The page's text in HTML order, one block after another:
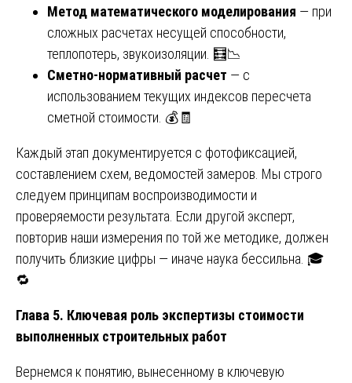
Метод математического моделирования — при
сложных расчетах несущей способности,
теплопотерь, звукоизоляции. 🧮📉
Сметно-нормативный расчет — с
использованием текущих индексов пересчета
сметной стоимости. 💰🧾
Каждый этап документируется с фотофиксацией,
составлением схем, ведомостей замеров. Мы строго
следуем принципам воспроизводимости и
проверяемости результата. Если другой эксперт,
повторив наши измерения по той же методике, должен
получить близкие цифры — иначе наука бессильна. 🎓
🔁
Глава 5. Ключевая роль экспертизы стоимости
выполненных строительных работ
Вернемся к понятию, вынесенному в ключевую